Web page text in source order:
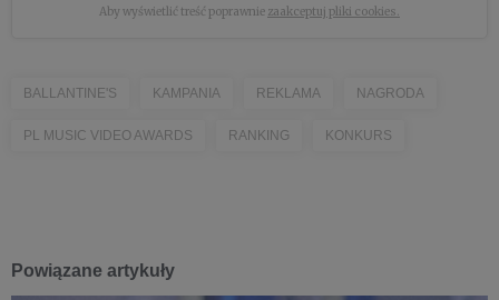
Aby wyświetlić treść poprawnie zaakceptuj pliki cookies.
BALLANTINE'S KAMPANIA REKLAMA NAGRODA
PL MUSIC VIDEO AWARDS RANKING KONKURS
Powiązane artykuły